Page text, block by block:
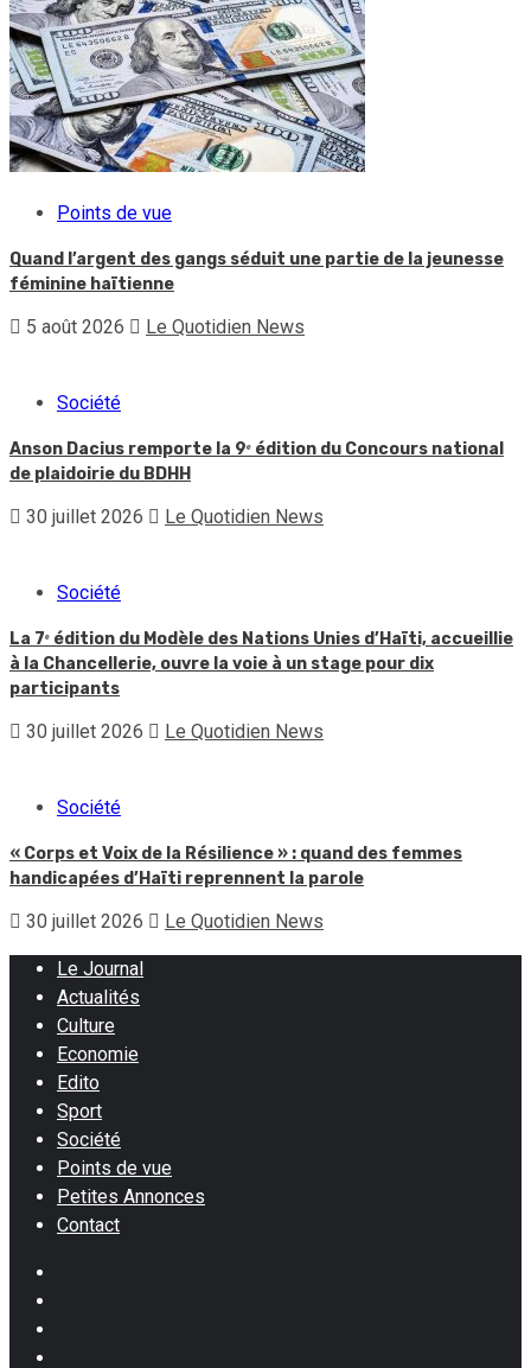
Points de vue
Quand l’argent des gangs séduit une partie de la jeunesse
féminine haïtienne
5 août 2026 Le Quotidien News
Société
Anson Dacius remporte la 9ᵉ édition du Concours national
de plaidoirie du BDHH
30 juillet 2026 Le Quotidien News
Société
La 7ᵉ édition du Modèle des Nations Unies d’Haïti, accueillie
à la Chancellerie, ouvre la voie à un stage pour dix
participants
30 juillet 2026 Le Quotidien News
Société
« Corps et Voix de la Résilience » : quand des femmes
handicapées d’Haïti reprennent la parole
30 juillet 2026 Le Quotidien News
Le Journal
Actualités
Culture
Economie
Edito
Sport
Société
Points de vue
Petites Annonces
Contact